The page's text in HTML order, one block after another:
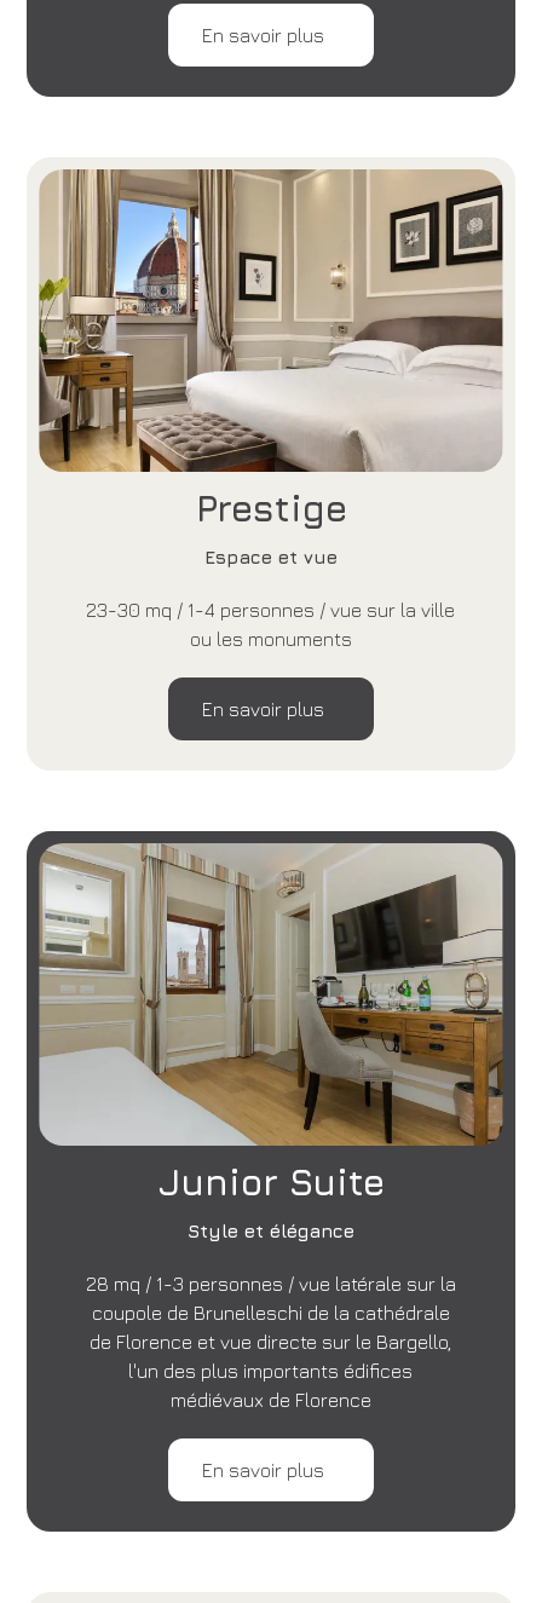
En savoir plus
Prestige
Espace et vue
23-30 mq / 1-4 personnes / vue sur la ville
ou les monuments
En savoir plus
Junior Suite
Style et élégance
28 mq / 1-3 personnes / vue latérale sur la
coupole de Brunelleschi de la cathédrale
de Florence et vue directe sur le Bargello,
l'un des plus importants édifices
médiévaux de Florence
En savoir plus